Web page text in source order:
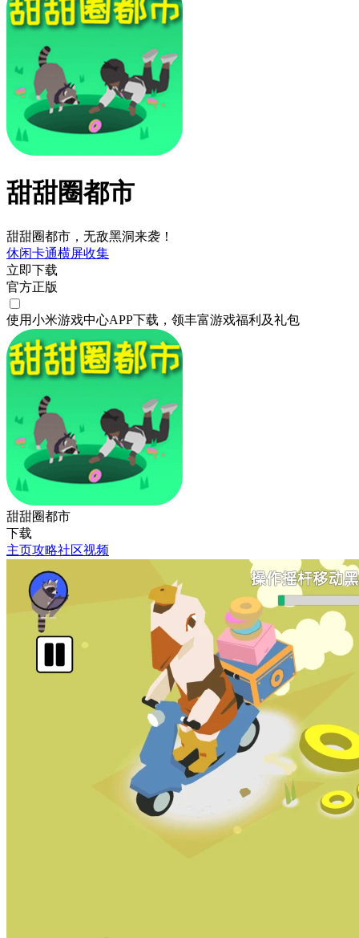
甜甜圈都市
甜甜圈都市，无敌黑洞来袭！
休闲卡通横屏收集
立即下载
官方正版
使用小米游戏中心APP下载 ，领丰富游戏福利 及礼包
甜甜圈都市
下载
主页攻略社区视频